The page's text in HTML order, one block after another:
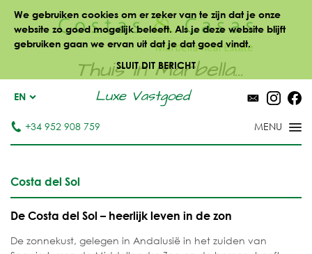
We gebruiken cookies om er zeker van te zijn dat je onze
website zo goed mogelijk beleeft. Als je deze website blijft
gebruiken gaan we ervan uit dat je dat goed vindt.
SLUIT DIT BERICHT
Thuis in Marbella...
Luxe Vastgoed
EN
+34 952 908 759
Costa del Sol
De Costa del Sol – heerlijk leven in de zon
De zonnekust, gelegen in Andalusië in het zuiden van